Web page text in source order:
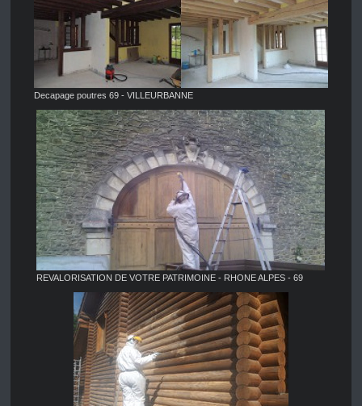
Decapage poutres 69 - VILLEURBANNE
REVALORISATION DE VOTRE PATRIMOINE - RHONE ALPES - 69